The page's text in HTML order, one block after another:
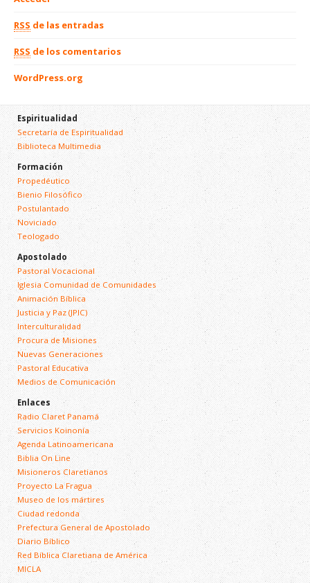
RSS de las entradas
RSS de los comentarios
WordPress.org
Espiritualidad
Secretaría de Espiritualidad
Biblioteca Multimedia
Formación
Propedéutico
Bienio Filosófico
Postulantado
Noviciado
Teologado
Apostolado
Pastoral Vocacional
Iglesia Comunidad de Comunidades
Animación Bíblica
Justicia y Paz (JPIC)
Interculturalidad
Procura de Misiones
Nuevas Generaciones
Pastoral Educativa
Medios de Comunicación
Enlaces
Radio Claret Panamá
Servicios Koinonía
Agenda Latinoamericana
Biblia On Line
Misioneros Claretianos
Proyecto La Fragua
Museo de los mártires
Ciudad redonda
Prefectura General de Apostolado
Diario Bíblico
Red Bíblica Claretiana de América
MICLA